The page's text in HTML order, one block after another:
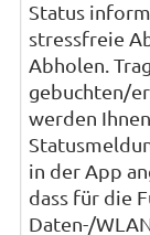
Status
stressfreie
Abholen.
gebuchten/
werden
in der App
dass für die
Daten-/